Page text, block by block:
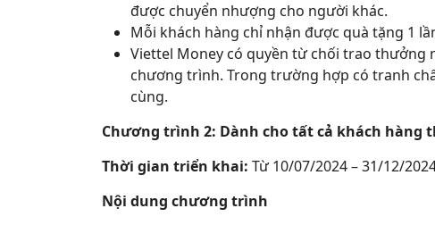
được chuyển nhượng cho người khác.
Mỗi khách hàng chỉ nhận được quà tặng 1
Viettel Money có quyền từ chối trao thưởng
chương trình. Trong trường hợp có tranh
cùng.
Chương trình 2: Dành cho tất cả khách hàng
Thời gian triển khai: Từ 10/07/2024 – 31/12/
Nội dung chương trình